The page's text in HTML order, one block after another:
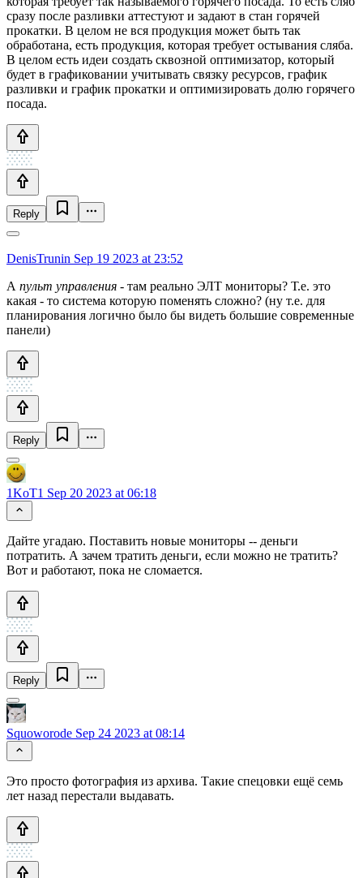
сразу после разливки аттестуют и задают в стан горячей
прокатки. В целом не вся продукция может быть так
обработана, есть продукция, которая требует остывания сляба.
В целом есть идеи создать сквозной оптимизатор, который
будет в графиковании учитывать связку ресурсов, график
разливки и график прокатки и оптимизировать долю горячего
посада.
Reply
DenisTrunin Sep 19 2023 at 23:52
А пульт управления - там реально ЭЛТ мониторы? Т.е. это
какая - то система которую поменять сложно? (ну т.е. для
планирования логично было бы видеть большие современные
панели)
Reply
1KoT1 Sep 20 2023 at 06:18
Дайте угадаю. Поставить новые мониторы -- деньги
потратить. А зачем тратить деньги, если можно не тратить?
Вот и работают, пока не сломается.
Reply
Squoworode Sep 24 2023 at 08:14
Это просто фотография из архива. Такие спецовки ещё семь
лет назад перестали выдавать.